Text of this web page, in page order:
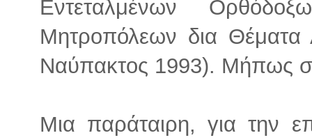
Εντεταλμένων
Μητροπόλεων δια Θέματα
Ναύπακτος 1993). Μήπως
Μια παράταιρη, για την